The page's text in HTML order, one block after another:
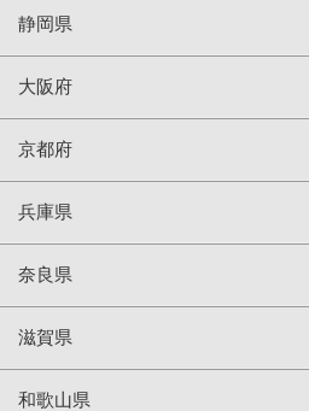
静岡県
大阪府
京都府
兵庫県
奈良県
滋賀県
和歌山県